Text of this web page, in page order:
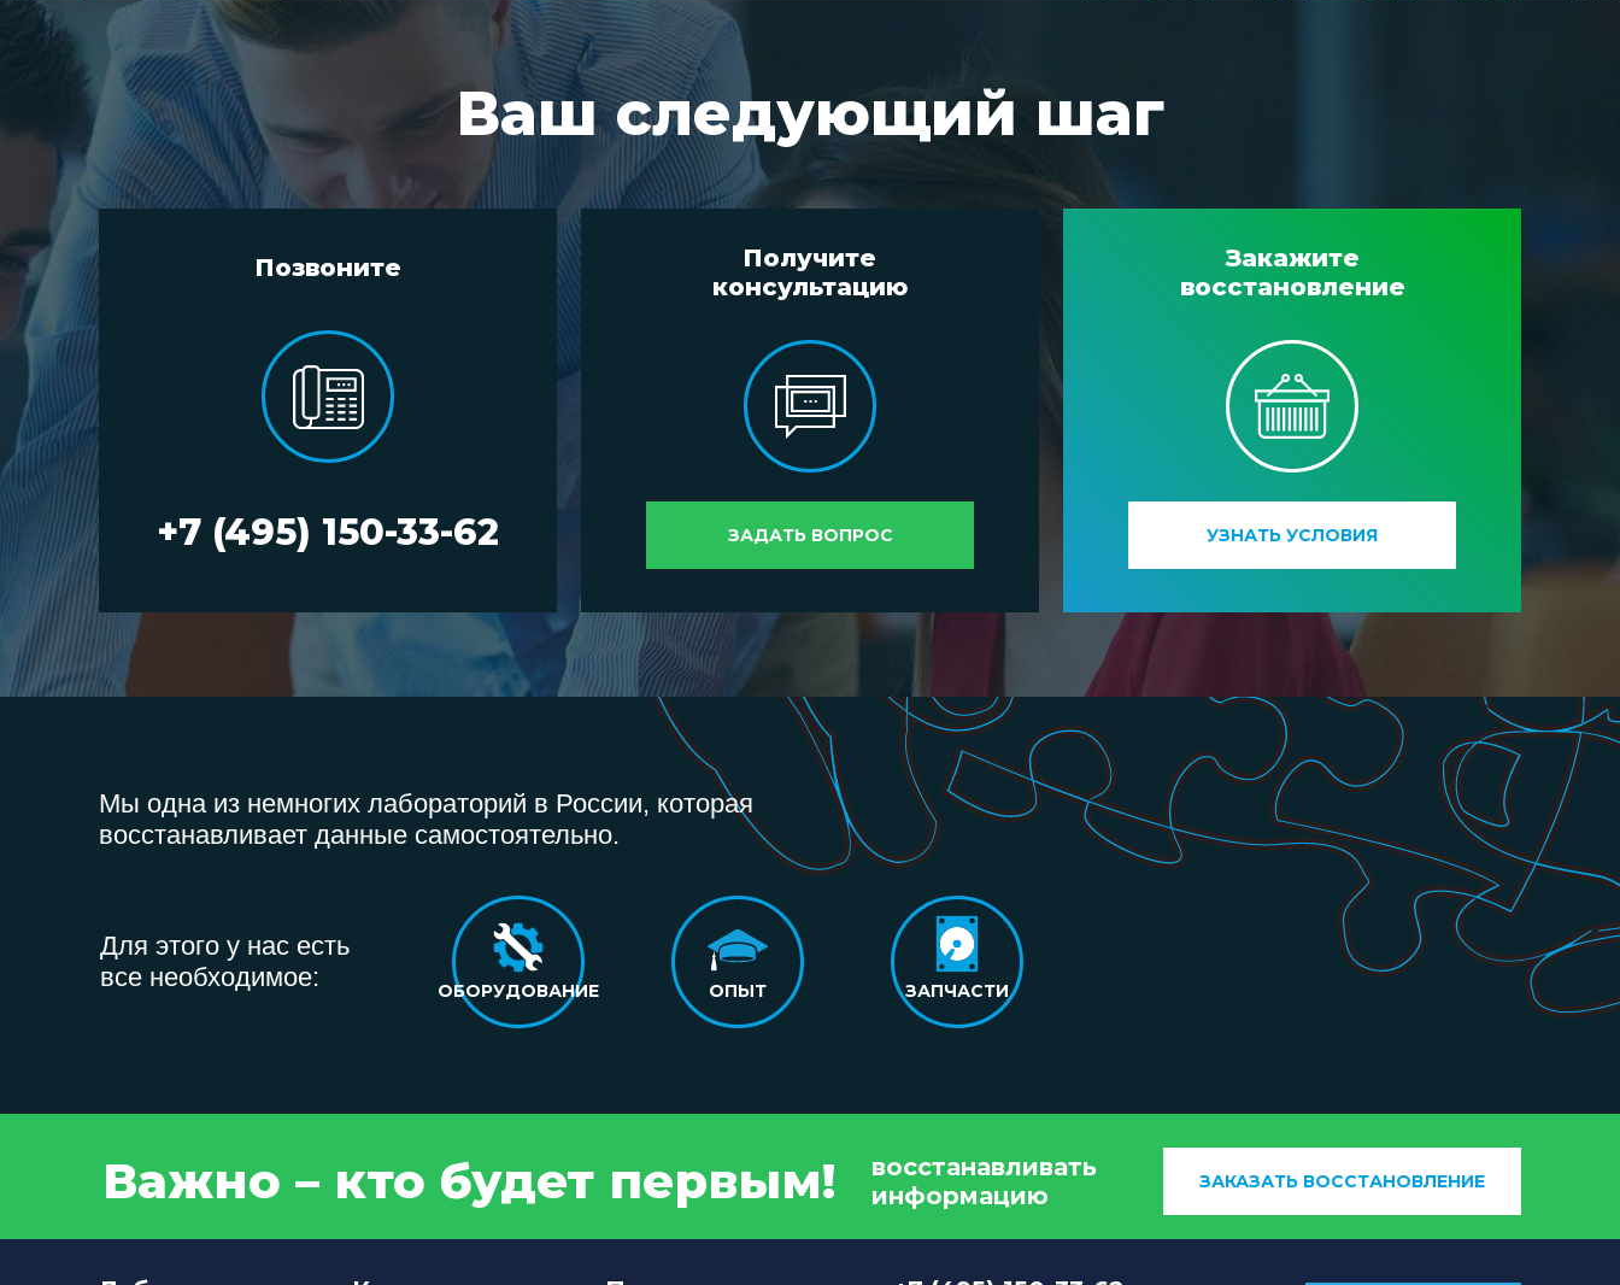
Ваш следующий шаг
Позвоните
+7 (495) 150-33-62
Получите
консультацию
ЗАДАТЬ ВОПРОС
Закажите
восстановление
УЗНАТЬ УСЛОВИЯ
Мы одна из немногих лабораторий в России, которая
восстанавливает данные самостоятельно.
Для этого у нас есть
все необходимое:
ОБОРУДОВАНИЕ ОПЫТ ЗАПЧАСТИ
Важно – кто будет первым!
восстанавливать
информацию
ЗАКАЗАТЬ ВОССТАНОВЛЕНИЕ